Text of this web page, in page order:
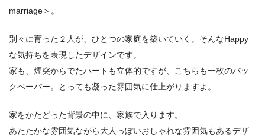
marriage＞。
別々に育った２人が、ひとつの家庭を築いていく。そんなHappy
な気持ちを表現したデザインです。
家も、煙突からでたハートも立体的ですが、こちらも一枚のバッ
クペーパー。とっても凝った雰囲気に仕上がりますよ。
家をかたどった背景の中に、家族で入ります。
あたたかな雰囲気ながら大人っぽいおしゃれな雰囲気もあるデザ